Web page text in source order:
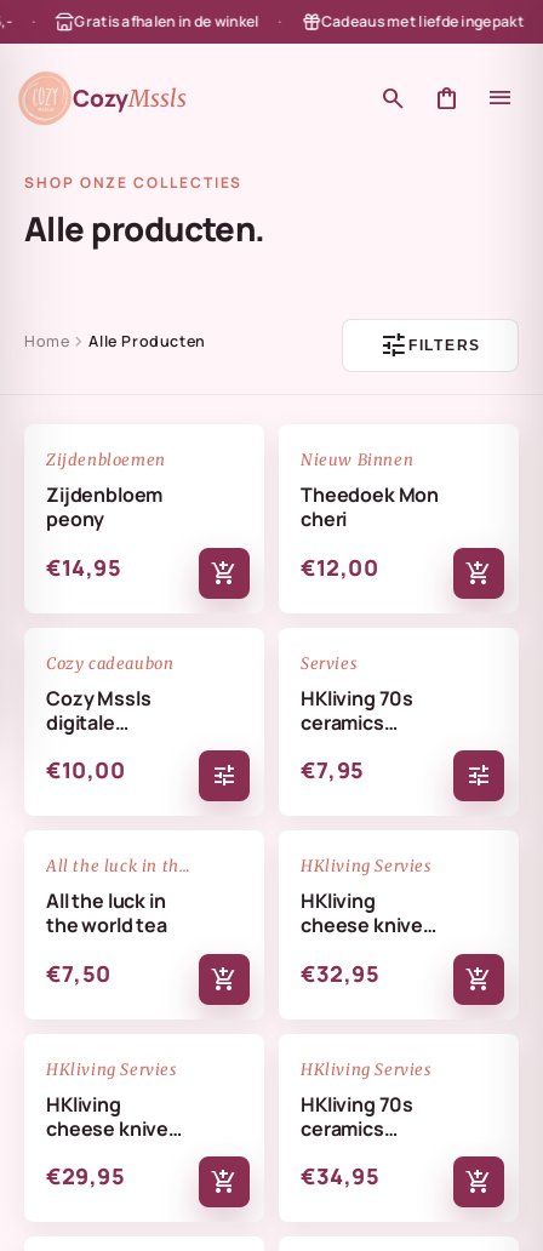
naar de content
Gratis afhalen in de winkel Cadeaus met liefde ingepakt
CozyMssls search shopping_bag menu
SHOP ONZE COLLECTIES
Alle producten.
Home chevron_rightAlle Producten tuneFILTERS
Zijdenbloemen
Zijdenbloem
peony
€14,95 add_shopping_cart
NIEUW
Nieuw Binnen
Theedoek Mon
cheri
€12,00 add_shopping_cart
Cozy cadeaubon
Cozy Mssls
digitale
Alleen online te
€10,00 tune
Servies
HKliving 70s
ceramics
€7,95 tune
All the luck in the world
All the luck in
the world tea
€7,50 add_shopping_cart
NIEUW
HKliving Servies
HKliving
cheese knives
€32,95 add_shopping_cart
NIEUW
HKliving Servies
HKliving
cheese knives
€29,95 add_shopping_cart
NIEUW
HKliving Servies
HKliving 70s
ceramics
skyline
€34,95 add_shopping_cart